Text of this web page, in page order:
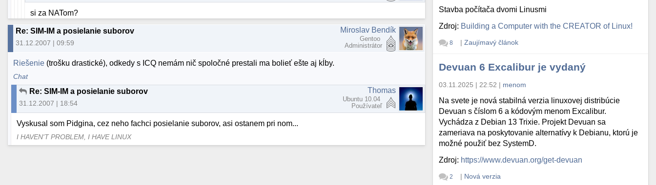
si za NATom?
Re: SIM-IM a posielanie suborov
31.12.2007 | 09:59
Miroslav Bendík
Gentoo
Administrátor
Riešenie (trošku drastické), odkedy s ICQ nemám nič spoločné prestali ma bolieť ešte aj kĺby.
Chat
Re: SIM-IM a posielanie suborov
31.12.2007 | 18:54
Thomas
Ubuntu 10.04
Používateľ
Vyskusal som Pidgina, cez neho fachci posielanie suborov, asi ostanem pri nom...
I HAVEN'T PROBLEM, I HAVE LINUX
Stavba počítača dvomi Linusmi
Zdroj: Building a Computer with the CREATOR of Linux!
8 | Zaujímavý článok
Devuan 6 Excalibur je vydaný
03.11.2025 | 22:52 | menom
Na svete je nová stabilná verzia linuxovej distribúcie
Devuan s číslom 6 a kódovým menom Excalibur.
Vychádza z Debian 13 Trixie. Projekt Devuan sa
zameriava na poskytovanie alternatívy k Debianu, ktorú je
možné použiť bez SystemD.
Zdroj: https://www.devuan.org/get-devuan
2 | Nová verzia